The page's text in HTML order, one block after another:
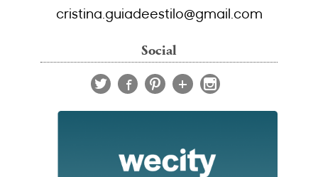
cristina.guiadeestilo@gmail.com
Social